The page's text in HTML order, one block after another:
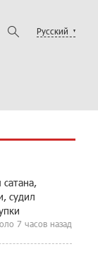
Русский
судил
7 часов назад